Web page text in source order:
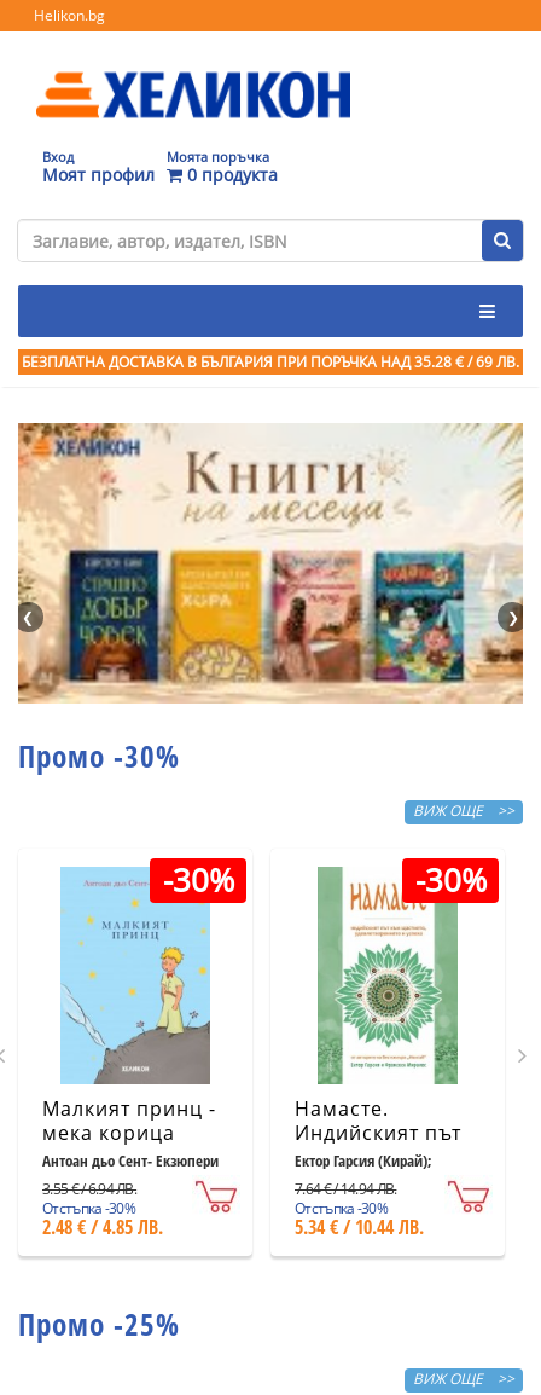
Helikon.bg
Вход
Моят профил
Моята поръчка
0 продукта
БЕЗПЛАТНА ДОСТАВКА В БЪЛГАРИЯ ПРИ ПОРЪЧКА НАД 35.28 € / 69 ЛВ.
❮ ❯
Промо -30%
ВИЖ ОЩЕ >>
-30%
Малкият принц -
мека корица
светлосиня
Антоан дьо Сент- Екзюпери
3.55 € / 6.94 ЛВ.
Отстъпка -30%
2.48 € / 4.85 ЛВ.
-30%
Намасте.
Индийският път
към щастието,
удовлетворението
и успеха
Ектор Гарсия (Кирай);
7.64 € / 14.94 ЛВ.
Отстъпка -30%
5.34 € / 10.44 ЛВ.
Промо -25%
ВИЖ ОЩЕ >>